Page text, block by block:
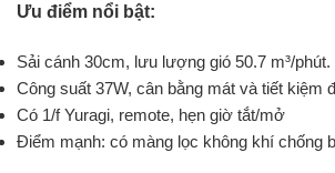
Ưu điểm nổi bật:
Sải cánh 30cm, lưu lượng gió 50.7 m³/phút.
Công suất 37W, cân bằng mát và tiết kiệm
Có 1/f Yuragi, remote, hẹn giờ tắt/mở
Điểm mạnh: có màng lọc không khí chống